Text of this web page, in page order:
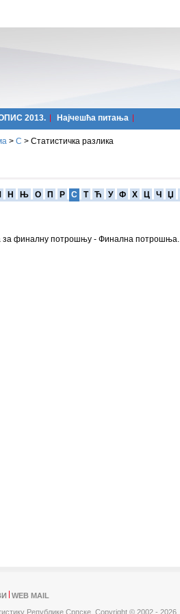
2013. Најчешћa питања
> С > Статистичка разлика
Н Њ О П Р С Т Ћ У Ф Х Ц Ч Џ
за финалну потрошњу - Финална потрошња.
WEB MAIL
Републике Српске, Copyright © 2002 - 2026.